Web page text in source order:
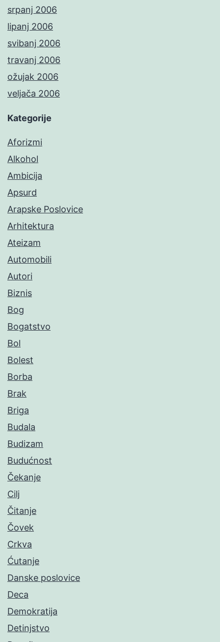
srpanj 2006
lipanj 2006
svibanj 2006
travanj 2006
ožujak 2006
veljača 2006
Kategorije
Aforizmi
Alkohol
Ambicija
Apsurd
Arapske Poslovice
Arhitektura
Ateizam
Automobili
Autori
Biznis
Bog
Bogatstvo
Bol
Bolest
Borba
Brak
Briga
Budala
Budizam
Budućnost
Čekanje
Cilj
Čitanje
Čovek
Crkva
Ćutanje
Danske poslovice
Deca
Demokratija
Detinjstvo